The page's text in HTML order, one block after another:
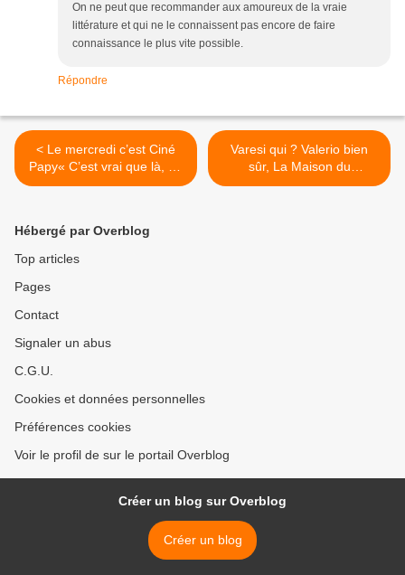
On ne peut que recommander aux amoureux de la vraie
littérature et qui ne le connaissent pas encore de faire
connaissance le plus vite possible.
Répondre
< Le mercredi c’est Ciné
Papy« C’est vrai que là, on
a vraiment merdé » Tom
Varesi qui ? Valerio bien
sûr, La Maison du
commandant, Le Pô, La
Hébergé par Overblog
Top articles
Pages
Contact
Signaler un abus
C.G.U.
Cookies et données personnelles
Préférences cookies
Voir le profil de sur le portail Overblog
Créer un blog sur Overblog
Créer un blog